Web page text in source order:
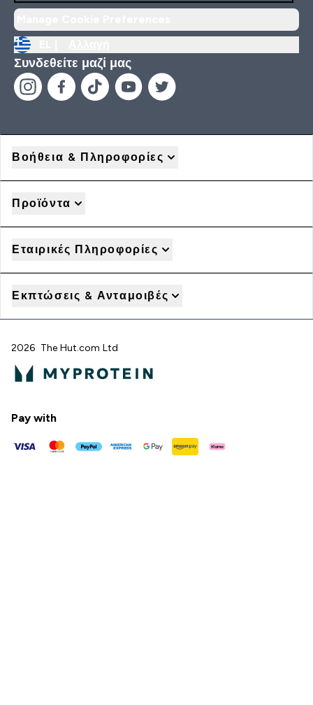
Συνδεθείτε μαζί μας
Βοήθεια & Πληροφορίες
Προϊόντα
Εταιρικές Πληροφορίες
Εκπτώσεις & Ανταμοιβές
2026 The Hut.com Ltd
Pay with